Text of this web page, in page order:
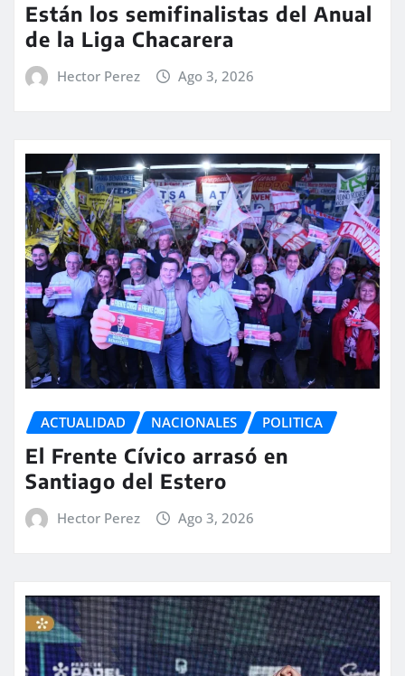
Están los semifinalistas del Anual
de la Liga Chacarera
Hector Perez Ago 3, 2026
ACTUALIDAD NACIONALES POLITICA
El Frente Cívico arrasó en
Santiago del Estero
Hector Perez Ago 3, 2026